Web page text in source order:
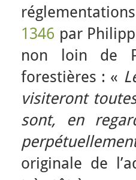
1346 par
non loin de
forestières : «
visiteront
sont, en
originale de